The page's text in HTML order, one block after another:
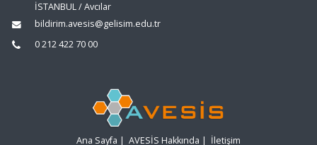
İSTANBUL / Avcılar
bildirim.avesis@gelisim.edu.tr
0 212 422 70 00
Ana Sayfa | AVESİS Hakkında | İletişim